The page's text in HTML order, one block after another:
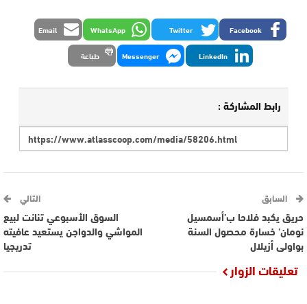
Facebook
Twitter
WhatsApp
Email
LinkedIn
Messenger طباعة
رابط المشاركة :
السابق
حريق يكبد فلاحا ب’أسمسيل
نومان’ خسارة محصول السنة
بواولى أزيلال
التالي
السوق الأسبوعي تنانت لبيع
المواشي والدواجن يستعيد عافيته
تدريجيا
تعليقات الزوار